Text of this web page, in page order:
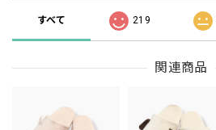
すべて 219
関連商品